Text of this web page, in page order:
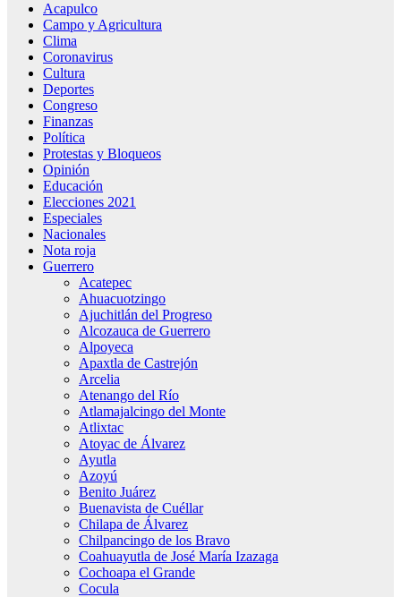
Acapulco
Campo y Agricultura
Clima
Coronavirus
Cultura
Deportes
Congreso
Finanzas
Política
Protestas y Bloqueos
Opinión
Educación
Elecciones 2021
Especiales
Nacionales
Nota roja
Guerrero
Acatepec
Ahuacuotzingo
Ajuchitlán del Progreso
Alcozauca de Guerrero
Alpoyeca
Apaxtla de Castrejón
Arcelia
Atenango del Río
Atlamajalcingo del Monte
Atlixtac
Atoyac de Álvarez
Ayutla
Azoyú
Benito Juárez
Buenavista de Cuéllar
Chilapa de Álvarez
Chilpancingo de los Bravo
Coahuayutla de José María Izazaga
Cochoapa el Grande
Cocula